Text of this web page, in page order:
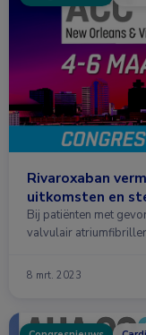
Rivaroxaban
uitkomsten en
Bij patiënten met
valvulair
8 mrt. 2023